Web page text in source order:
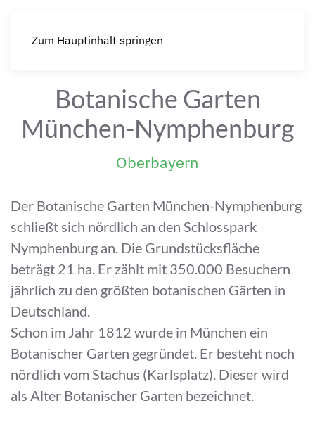
Zum Hauptinhalt springen
Botanische Garten
München-Nymphenburg
Oberbayern
Der Botanische Garten München-Nymphenburg
schließt sich nördlich an den Schlosspark
Nymphenburg an. Die Grundstücksfläche
beträgt 21 ha. Er zählt mit 350.000 Besuchern
jährlich zu den größten botanischen Gärten in
Deutschland.
Schon im Jahr 1812 wurde in München ein
Botanischer Garten gegründet. Er besteht noch
nördlich vom Stachus (Karlsplatz). Dieser wird
als Alter Botanischer Garten bezeichnet.